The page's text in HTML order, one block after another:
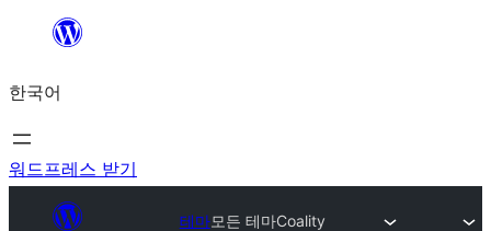
츠
로
바
한국어
워드프레스 받기
테마모든 테마Coality